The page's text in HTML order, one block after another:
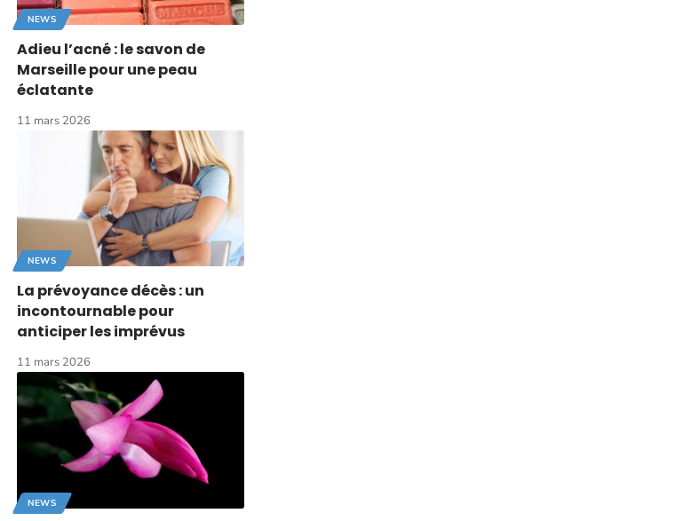
NEWS
Adieu l’acné : le savon de
Marseille pour une peau
éclatante
11 mars 2026
NEWS
La prévoyance décès : un
incontournable pour
anticiper les imprévus
11 mars 2026
NEWS